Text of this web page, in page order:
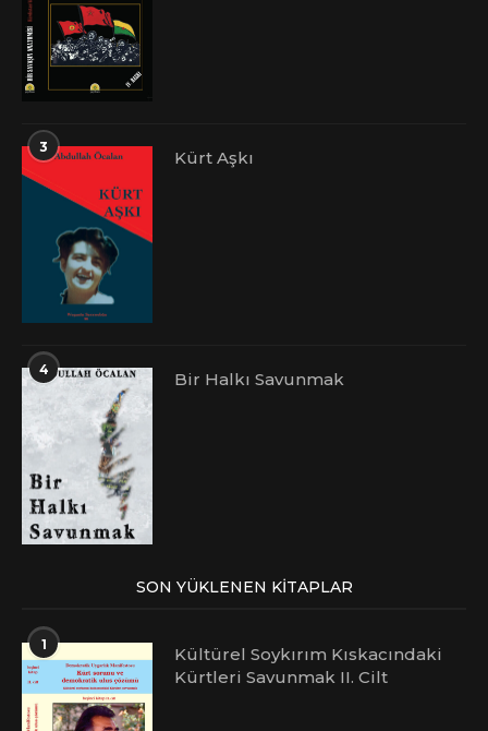
3 Kürt Aşkı
4 Bir Halkı Savunmak
SON YÜKLENEN KITAPLAR
1
Kültürel Soykırım Kıskacındaki
Kürtleri Savunmak II. Cilt